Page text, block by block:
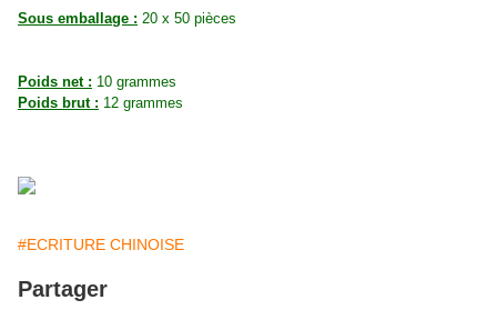
Sous emballage : 20 x 50 pièces
Poids net : 10 grammes
Poids brut : 12 grammes
#ECRITURE CHINOISE
Partager